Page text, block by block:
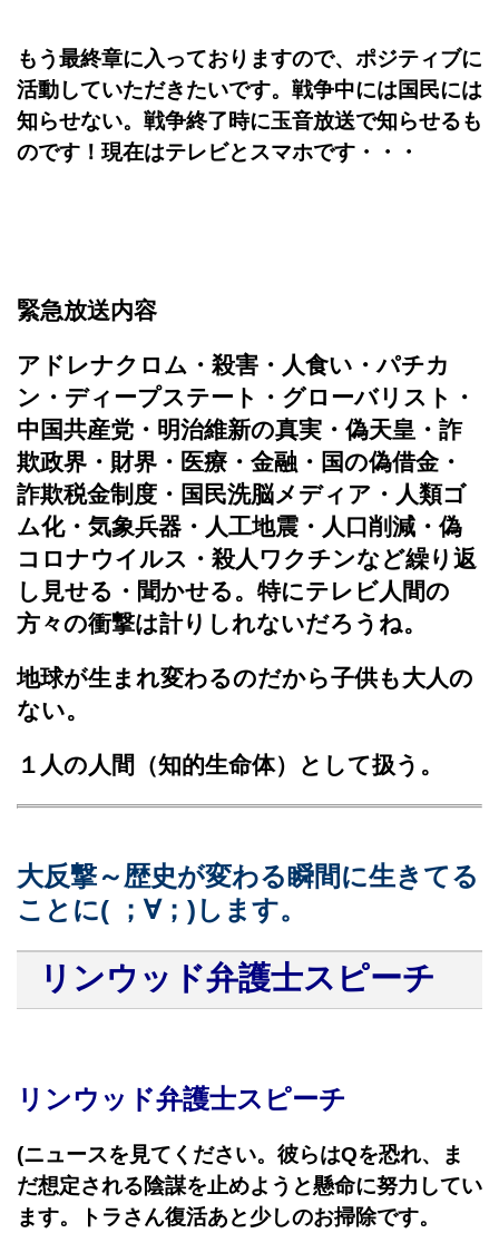
もう最終章に入っておりますので、ポジティブに
活動していただきたいです。戦争中には国民には
知らせない。戦争終了時に玉音放送で知らせるも
のです！現在はテレビとスマホです・・・
緊急放送内容
アドレナクロム・殺害・人食い・パチカ
ン・ディープステート・グローバリスト・
中国共産党・明治維新の真実・偽天皇・詐
欺政界・財界・医療・金融・国の偽借金・
詐欺税金制度・国民洗脳メディア・人類ゴ
ム化・気象兵器・人工地震・人口削減・偽
コロナウイルス・殺人ワクチンなど繰り返
し見せる・聞かせる。特にテレビ人間の
方々の衝撃は計りしれないだろうね。
地球が生まれ変わるのだから子供も大人の
ない。
１人の人間（知的生命体）として扱う。
大反撃～歴史が変わる瞬間に生きてる
ことに( ；∀；)します。
リンウッド弁護士スピーチ
リンウッド弁護士スピーチ
(ニュースを見てください。彼らはQを恐れ、ま
だ想定される陰謀を止めようと懸命に努力してい
ます。トラさん復活あと少しのお掃除です。